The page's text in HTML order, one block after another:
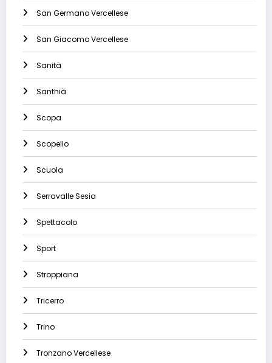
San Germano Vercellese
San Giacomo Vercellese
Sanità
Santhià
Scopa
Scopello
Scuola
Serravalle Sesia
Spettacolo
Sport
Stroppiana
Tricerro
Trino
Tronzano Vercellese